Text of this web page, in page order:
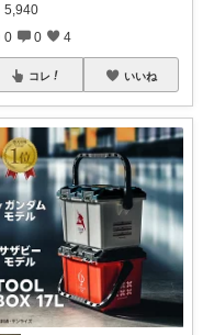
5,940
0 0 4
コレ いいね